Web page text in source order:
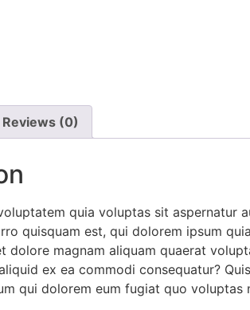
Reviews (0)
quia voluptas sit
quisquam est, qui dolorem ipsum
dolore magnam aliquam quaerat
ex ea commodi consequatur?
qui dolorem eum fugiat quo voluptas